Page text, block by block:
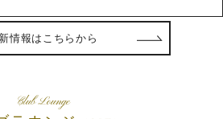
情報はこちらから
Club Lounge